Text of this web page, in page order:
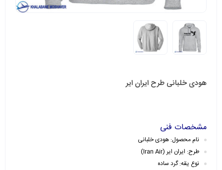
هودی خلبانی طرح ایران ایر
مشخصات فنی
نام محصول: هودی خلبانی
طرح: ایران ایر (Iran Air)
نوع یقه: گرد ساده